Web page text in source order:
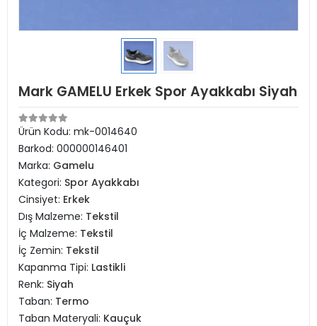
Mark GAMELU Erkek Spor Ayakkabı Siyah
Ürün Kodu: mk-0014640
Barkod: 000000146401
Marka: Gamelu
Kategori: Spor Ayakkabı
Cinsiyet: Erkek
Dış Malzeme: Tekstil
İç Malzeme: Tekstil
İç Zemin: Tekstil
Kapanma Tipi: Lastikli
Renk: Siyah
Taban: Termo
Taban Materyali: Kauçuk